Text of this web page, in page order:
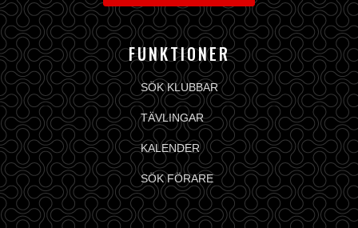
FUNKTIONER
SÖK KLUBBAR
TÄVLINGAR
KALENDER
SÖK FÖRARE